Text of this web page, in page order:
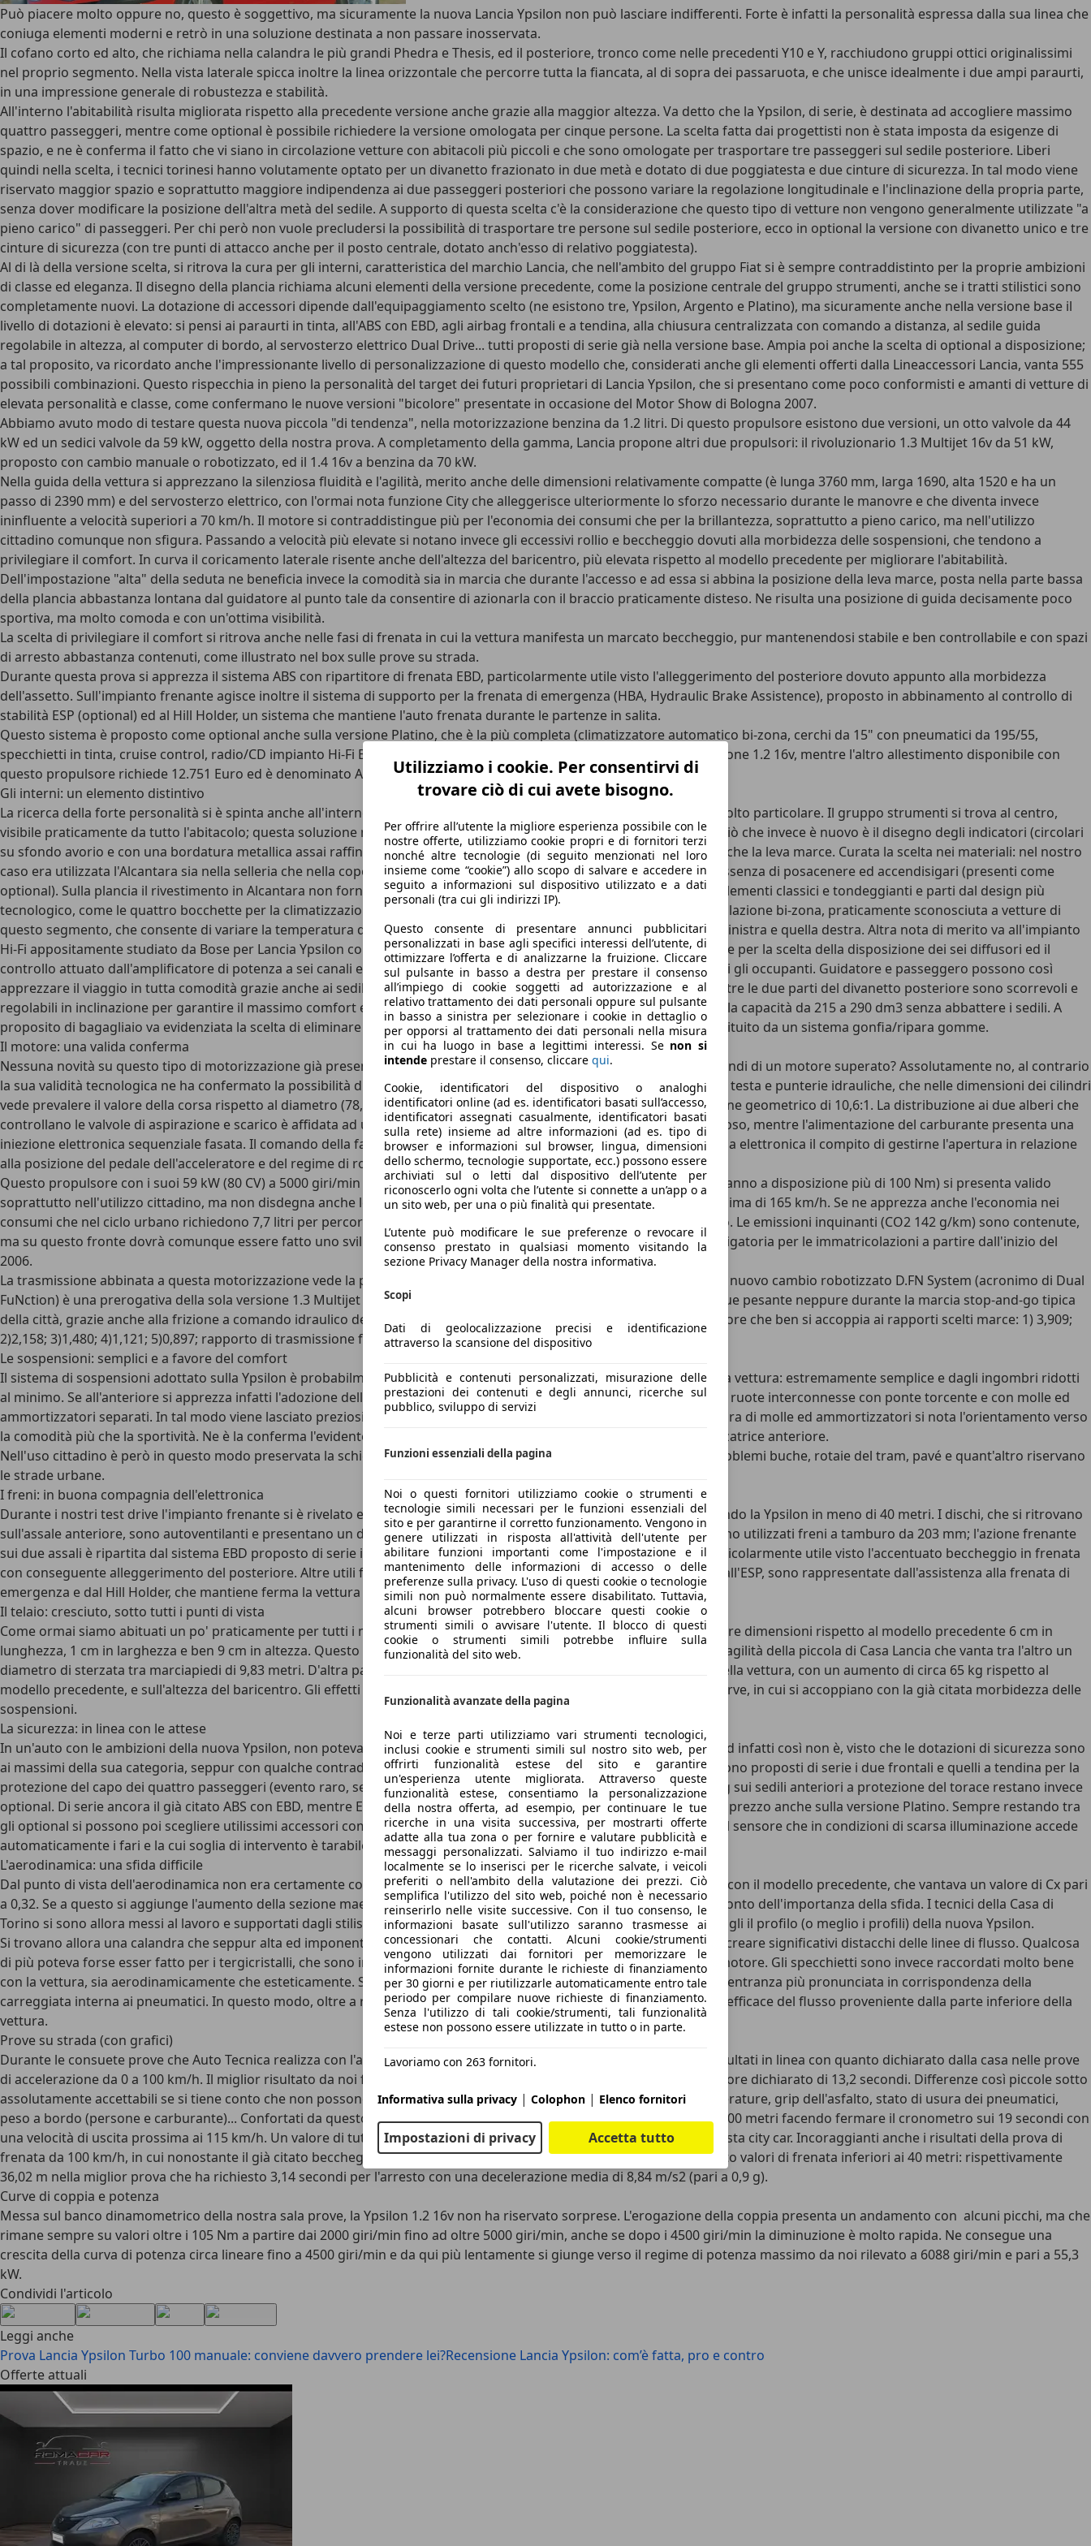
Utilizziamo i cookie. Per consentirvi di
trovare ciò di cui avete bisogno.
Per offrire all’utente la migliore esperienza possibile con le
nostre offerte, utilizziamo cookie propri e di fornitori terzi
nonché altre tecnologie (di seguito menzionati nel loro
insieme come “cookie”) allo scopo di salvare e accedere in
seguito a informazioni sul dispositivo utilizzato e a dati
personali (tra cui gli indirizzi IP).
Questo consente di presentare annunci pubblicitari
personalizzati in base agli specifici interessi dell’utente, di
ottimizzare l’offerta e di analizzarne la fruizione. Cliccare
sul pulsante in basso a destra per prestare il consenso
all’impiego di cookie soggetti ad autorizzazione e al
relativo trattamento dei dati personali oppure sul pulsante
in basso a sinistra per selezionare i cookie in dettaglio o
per opporsi al trattamento dei dati personali nella misura
in cui ha luogo in base a legittimi interessi. Se non si
intende prestare il consenso, cliccare qui.
Cookie, identificatori del dispositivo o analoghi
identificatori online (ad es. identificatori basati sull’accesso,
identificatori assegnati casualmente, identificatori basati
sulla rete) insieme ad altre informazioni (ad es. tipo di
browser e informazioni sul browser, lingua, dimensioni
dello schermo, tecnologie supportate, ecc.) possono essere
archiviati sul o letti dal dispositivo dell’utente per
riconoscerlo ogni volta che l’utente si connette a un’app o a
un sito web, per una o più finalità qui presentate.
L’utente può modificare le sue preferenze o revocare il
consenso prestato in qualsiasi momento visitando la
sezione Privacy Manager della nostra informativa.
Scopi
Dati di geolocalizzazione precisi e identificazione
attraverso la scansione del dispositivo
Pubblicità e contenuti personalizzati, misurazione delle
prestazioni dei contenuti e degli annunci, ricerche sul
pubblico, sviluppo di servizi
Funzioni essenziali della pagina
Noi o questi fornitori utilizziamo cookie o strumenti e
tecnologie simili necessari per le funzioni essenziali del
sito e per garantirne il corretto funzionamento. Vengono in
genere utilizzati in risposta all'attività dell'utente per
abilitare funzioni importanti come l'impostazione e il
mantenimento delle informazioni di accesso o delle
preferenze sulla privacy. L'uso di questi cookie o tecnologie
simili non può normalmente essere disabilitato. Tuttavia,
alcuni browser potrebbero bloccare questi cookie o
strumenti simili o avvisare l'utente. Il blocco di questi
cookie o strumenti simili potrebbe influire sulla
funzionalità del sito web.
Funzionalità avanzate della pagina
Noi e terze parti utilizziamo vari strumenti tecnologici,
inclusi cookie e strumenti simili sul nostro sito web, per
offrirti funzionalità estese del sito e garantire
un'esperienza utente migliorata. Attraverso queste
funzionalità estese, consentiamo la personalizzazione
della nostra offerta, ad esempio, per continuare le tue
ricerche in una visita successiva, per mostrarti offerte
adatte alla tua zona o per fornire e valutare pubblicità e
messaggi personalizzati. Salviamo il tuo indirizzo e-mail
localmente se lo inserisci per le ricerche salvate, i veicoli
preferiti o nell'ambito della valutazione dei prezzi. Ciò
semplifica l'utilizzo del sito web, poiché non è necessario
reinserirlo nelle visite successive. Con il tuo consenso, le
informazioni basate sull'utilizzo saranno trasmesse ai
concessionari che contatti. Alcuni cookie/strumenti
vengono utilizzati dai fornitori per memorizzare le
informazioni fornite durante le richieste di finanziamento
per 30 giorni e per riutilizzarle automaticamente entro tale
periodo per compilare nuove richieste di finanziamento.
Senza l'utilizzo di tali cookie/strumenti, tali funzionalità
estese non possono essere utilizzate in tutto o in parte.
Lavoriamo con 263 fornitori.
Informativa sulla privacy | Colophon | Elenco fornitori
Impostazioni di privacy Accetta tutto
Può piacere molto oppure no, questo è soggettivo, ma sicuramente la nuova Lancia Ypsilon non può lasciare indifferenti. Forte è infatti la personalità espressa dalla sua linea che
coniuga elementi moderni e retrò in una soluzione destinata a non passare inosservata.
Il cofano corto ed alto, che richiama nella calandra le più grandi Phedra e Thesis, ed il posteriore, tronco come nelle precedenti Y10 e Y, racchiudono gruppi ottici originalissimi
nel proprio segmento. Nella vista laterale spicca inoltre la linea orizzontale che percorre tutta la fiancata, al di sopra dei passaruota, e che unisce idealmente i due ampi paraurti,
in una impressione generale di robustezza e stabilità.
All'interno l'abitabilità risulta migliorata rispetto alla precedente versione anche grazie alla maggior altezza. Va detto che la Ypsilon, di serie, è destinata ad accogliere massimo
quattro passeggeri, mentre come optional è possibile richiedere la versione omologata per cinque persone. La scelta fatta dai progettisti non è stata imposta da esigenze di
spazio, e ne è conferma il fatto che vi siano in circolazione vetture con abitacoli più piccoli e che sono omologate per trasportare tre passeggeri sul sedile posteriore. Liberi
quindi nella scelta, i tecnici torinesi hanno volutamente optato per un divanetto frazionato in due metà e dotato di due poggiatesta e due cinture di sicurezza. In tal modo viene
riservato maggior spazio e soprattutto maggiore indipendenza ai due passeggeri posteriori che possono variare la regolazione longitudinale e l'inclinazione della propria parte,
senza dover modificare la posizione dell'altra metà del sedile. A supporto di questa scelta c'è la considerazione che questo tipo di vetture non vengono generalmente utilizzate "a
pieno carico" di passeggeri. Per chi però non vuole precludersi la possibilità di trasportare tre persone sul sedile posteriore, ecco in optional la versione con divanetto unico e tre
cinture di sicurezza (con tre punti di attacco anche per il posto centrale, dotato anch'esso di relativo poggiatesta).
Al di là della versione scelta, si ritrova la cura per gli interni, caratteristica del marchio Lancia, che nell'ambito del gruppo Fiat si è sempre contraddistinto per la proprie ambizioni
di classe ed eleganza. Il disegno della plancia richiama alcuni elementi della versione precedente, come la posizione centrale del gruppo strumenti, anche se i tratti stilistici sono
completamente nuovi. La dotazione di accessori dipende dall'equipaggiamento scelto (ne esistono tre, Ypsilon, Argento e Platino), ma sicuramente anche nella versione base il
livello di dotazioni è elevato: si pensi ai paraurti in tinta, all'ABS con EBD, agli airbag frontali e a tendina, alla chiusura centralizzata con comando a distanza, al sedile guida
regolabile in altezza, al computer di bordo, al servosterzo elettrico Dual Drive... tutti proposti di serie già nella versione base. Ampia poi anche la scelta di optional a disposizione;
a tal proposito, va ricordato anche l'impressionante livello di personalizzazione di questo modello che, considerati anche gli elementi offerti dalla Lineaccessori Lancia, vanta 555
possibili combinazioni. Questo rispecchia in pieno la personalità del target dei futuri proprietari di Lancia Ypsilon, che si presentano come poco conformisti e amanti di vetture di
elevata personalità e classe, come confermano le nuove versioni "bicolore" presentate in occasione del Motor Show di Bologna 2007.
Abbiamo avuto modo di testare questa nuova piccola "di tendenza", nella motorizzazione benzina da 1.2 litri. Di questo propulsore esistono due versioni, un otto valvole da 44
kW ed un sedici valvole da 59 kW, oggetto della nostra prova. A completamento della gamma, Lancia propone altri due propulsori: il rivoluzionario 1.3 Multijet 16v da 51 kW,
proposto con cambio manuale o robotizzato, ed il 1.4 16v a benzina da 70 kW.
Nella guida della vettura si apprezzano la silenziosa fluidità e l'agilità, merito anche delle dimensioni relativamente compatte (è lunga 3760 mm, larga 1690, alta 1520 e ha un
passo di 2390 mm) e del servosterzo elettrico, con l'ormai nota funzione City che alleggerisce ulteriormente lo sforzo necessario durante le manovre e che diventa invece
ininfluente a velocità superiori a 70 km/h. Il motore si contraddistingue più per l'economia dei consumi che per la brillantezza, soprattutto a pieno carico, ma nell'utilizzo
cittadino comunque non sfigura. Passando a velocità più elevate si notano invece gli eccessivi rollio e beccheggio dovuti alla morbidezza delle sospensioni, che tendono a
privilegiare il comfort. In curva il coricamento laterale risente anche dell'altezza del baricentro, più elevata rispetto al modello precedente per migliorare l'abitabilità.
Dell'impostazione "alta" della seduta ne beneficia invece la comodità sia in marcia che durante l'accesso e ad essa si abbina la posizione della leva marce, posta nella parte bassa
della plancia abbastanza lontana dal guidatore al punto tale da consentire di azionarla con il braccio praticamente disteso. Ne risulta una posizione di guida decisamente poco
sportiva, ma molto comoda e con un'ottima visibilità.
La scelta di privilegiare il comfort si ritrova anche nelle fasi di frenata in cui la vettura manifesta un marcato beccheggio, pur mantenendosi stabile e ben controllabile e con spazi
di arresto abbastanza contenuti, come illustrato nel box sulle prove su strada.
Durante questa prova si apprezza il sistema ABS con ripartitore di frenata EBD, particolarmente utile visto l'alleggerimento del posteriore dovuto appunto alla morbidezza
dell'assetto. Sull'impianto frenante agisce inoltre il sistema di supporto per la frenata di emergenza (HBA, Hydraulic Brake Assistence), proposto in abbinamento al controllo di
stabilità ESP (optional) ed al Hill Holder, un sistema che mantiene l'auto frenata durante le partenze in salita.
Questo sistema è proposto come optional anche sulla versione Platino, che è la più completa (climatizzatore automatico bi-zona, cerchi da 15" con pneumatici da 195/55,
specchietti in tinta, cruise control, radio/CD impianto Hi-Fi Bose) ed anche la più costosa, 15.081 Euro nella motorizzazione 1.2 16v, mentre l'altro allestimento disponibile con
questo propulsore richiede 12.751 Euro ed è denominato Argento.
Gli interni: un elemento distintivo
La ricerca della forte personalità si è spinta anche all'interno della vettura dove soprattutto la plancia ha un disegno molto particolare. Il gruppo strumenti si trova al centro,
visibile praticamente da tutto l'abitacolo; questa soluzione non è una novità e si era già vista sul modello precedente. Ciò che invece è nuovo è il disegno degli indicatori (circolari
su sfondo avorio e con una bordatura metallica assai raffinata) ed il gruppo comandi clima/radio su cui si appoggia anche la leva marce. Curata la scelta nei materiali: nel nostro
caso era utilizzata l'Alcantara sia nella selleria che nella copertura della plancia, alla cui salvaguardia sembra dovuta l'assenza di posacenere ed accendisigari (presenti come
optional). Sulla plancia il rivestimento in Alcantara non fornisce una copertura totale, realizzando così un incrocio tra elementi classici e tondeggianti e parti dal design più
tecnologico, come le quattro bocchette per la climatizzazione frontali. Riguardo alla climatizzazione, da rilevare la regolazione bi-zona, praticamente sconosciuta a vetture di
questo segmento, che consente di variare la temperatura di 0,5°C per volta con un divario massimo di 7°C tra la zona sinistra e quella destra. Altra nota di merito va all'impianto
Hi-Fi appositamente studiato da Bose per Lancia Ypsilon con una scelta accurata dei componenti e simulazioni software per la scelta della disposizione dei sei diffusori ed il
controllo attuato dall'amplificatore di potenza a sei canali e dell'equalizzatore per una perfetta diffusione sonora a tutti gli occupanti. Guidatore e passeggero possono così
apprezzare il viaggio in tutta comodità grazie anche ai sedili che offrono la regolazione in altezza per il guidatore, mentre le due parti del divanetto posteriore sono scorrevoli e
regolabili in inclinazione per garantire il massimo comfort ed una maggiore flessibilità nel carico dei bagagli, variando la capacità da 215 a 290 dm3 senza abbattere i sedili. A
proposito di bagagliaio va evidenziata la scelta di eliminare il ruotino di scorta (rimane disponibile come optional), sostituito da un sistema gonfia/ripara gomme.
Il motore: una valida conferma
Nessuna novità su questo tipo di motorizzazione già presente sul modello precedente della piccola Lancia. Si tratta quindi di un motore superato? Assolutamente no, al contrario
la sua validità tecnologica ne ha confermato la possibilità di utilizzo. Si tratta del 1.2 16v, con doppio albero a camme in testa e punterie idrauliche, che nelle dimensioni dei cilindri
vede prevalere il valore della corsa rispetto al diametro (78,86 mm contro 70,8 mm) e vanta un rapporto di compressione geometrico di 10,6:1. La distribuzione ai due alberi che
controllano le valvole di aspirazione e scarico è affidata ad una cinghia dentata a garanzia di un funzionamento silenzioso, mentre l'alimentazione del carburante presenta una
iniezione elettronica sequenziale fasata. Il comando della farfalla è del tipo drive by wire, lasciando quindi alla centralina elettronica il compito di gestirne l'apertura in relazione
alla posizione del pedale dell'acceleratore e del regime di rotazione del motore.
Questo propulsore con i suoi 59 kW (80 CV) a 5000 giri/min e 114 Nm a 4000 giri/min (già a partire da 2000 giri/min si hanno a disposizione più di 100 Nm) si presenta valido
soprattutto nell'utilizzo cittadino, ma non disdegna anche le gite fuori porta spingendo la Ypsilon ad una velocità massima di 165 km/h. Se ne apprezza anche l'economia nei
consumi che nel ciclo urbano richiedono 7,7 litri per percorrere 100 km, che diventano 5 l/100 km nel ciclo extraurbano. Le emissioni inquinanti (CO2 142 g/km) sono contenute,
ma su questo fronte dovrà comunque essere fatto uno sviluppo per ottenere la conformità alla normativa Euro 4 obbligatoria per le immatricolazioni a partire dall'inizio del
2006.
La trasmissione abbinata a questa motorizzazione vede la presenza di un cambio manuale a cinque rapporti, mentre il nuovo cambio robotizzato D.FN System (acronimo di Dual
FuNction) è una prerogativa della sola versione 1.3 Multijet 16v. L'utilizzo del cambio manuale non si presenta comunque pesante neppure durante la marcia stop-and-go tipica
della città, grazie anche alla frizione a comando idraulico del tipo autoregistrante ed alla fluidità di erogazione del motore che ben si accoppia ai rapporti scelti marce: 1) 3,909;
2)2,158; 3)1,480; 4)1,121; 5)0,897; rapporto di trasmissione finale 3,562.
Le sospensioni: semplici e a favore del comfort
Il sistema di sospensioni adottato sulla Ypsilon è probabilmente la soluzione che meglio si adatta all'impostazione della vettura: estremamente semplice e dagli ingombri ridotti
al minimo. Se all'anteriore si apprezza infatti l'adozione dello schema MacPherson, al posteriore si ritrova un sistema a ruote interconnesse con ponte torcente e con molle ed
ammortizzatori separati. In tal modo viene lasciato preziosissimo spazio disponibile al vano bagagli. Riguardo la taratura di molle ed ammortizzatori si nota l'orientamento verso
la comodità più che la sportività. Ne è la conferma l'evidente rollio in curva, nonostante la presenza della barra stabilizzatrice anteriore.
Nell'uso cittadino è però in questo modo preservata la schiena degli occupanti, che possono superare senza grossi problemi buche, rotaie del tram, pavé e quant'altro riservano
le strade urbane.
I freni: in buona compagnia dell'elettronica
Durante i nostri test drive l'impianto frenante si è rivelato efficace e ben proporzionato alla massa della vettura fermando la Ypsilon in meno di 40 metri. I dischi, che si ritrovano
sull'assale anteriore, sono autoventilanti e presentano un diametro di 257 mm ed uno spessore di 22. Dietro invece sono utilizzati freni a tamburo da 203 mm; l'azione frenante
sui due assali è ripartita dal sistema EBD proposto di serie in abbinamento all'ABS. Questa funzionalità si presenta particolarmente utile visto l'accentuato beccheggio in frenata
con conseguente alleggerimento del posteriore. Altre utili funzioni, ma stavolta con sovrapprezzo ed in abbinamento all'ESP, sono rappresentate dall'assistenza alla frenata di
emergenza e dal Hill Holder, che mantiene ferma la vettura durante le partenze in salita.
Il telaio: cresciuto, sotto tutti i punti di vista
Come ormai siamo abituati un po' praticamente per tutti i modelli, anche la Ypsilon fa assistere all'aumento di tutte le tre dimensioni rispetto al modello precedente 6 cm in
lunghezza, 1 cm in larghezza e ben 9 cm in altezza. Questo è andato a beneficio dell'abitabilità senza compromettere l'agilità della piccola di Casa Lancia che vanta tra l'altro un
diametro di sterzata tra marciapiedi di 9,83 metri. D'altra parte queste modifiche hanno inciso sul peso complessivo della vettura, con un aumento di circa 65 kg rispetto al
modello precedente, e sull'altezza del baricentro. Gli effetti si sentono immediatamente al volante, soprattutto nelle curve, in cui si accoppiano con la già citata morbidezza delle
sospensioni.
La sicurezza: in linea con le attese
In un'auto con le ambizioni della nuova Ypsilon, non poteva certo essere sottovalutato l'aspetto legato alla sicurezza. Ed infatti così non è, visto che le dotazioni di sicurezza sono
ai massimi della sua categoria, seppur con qualche contraddizione. E' questo ad esempio il caso degli airbag, per cui sono proposti di serie i due frontali e quelli a tendina per la
protezione del capo dei quattro passeggeri (evento raro, se non unico per auto di questo segmento), mentre gli airbag sui sedili anteriori a protezione del torace restano invece
optional. Di serie ancora il già citato ABS con EBD, mentre ESP con correlati Hill Holder e HBA sono proposti con sovrapprezzo anche sulla versione Platino. Sempre restando tra
gli optional si possono poi scegliere utilissimi accessori come il sensore di pioggia per l'attivazione dei tergicristalli ed il sensore che in condizioni di scarsa illuminazione accede
automaticamente i fari e la cui soglia di intervento è tarabile dal guidatore attraverso il computer di bordo.
L'aerodinamica: una sfida difficile
Dal punto di vista dell'aerodinamica non era certamente cosa facile ottenere un risultato migliore di quanto realizzato con il modello precedente, che vantava un valore di Cx pari
a 0,32. Se a questo si aggiunge l'aumento della sezione maestra dovuta soprattutto all'accresciuta altezza, ci si rende conto dell'importanza della sfida. I tecnici della Casa di
Torino si sono allora messi al lavoro e supportati dagli stilisti che puntavano su linee filanti hanno studiato fin nei dettagli il profilo (o meglio i profili) della nuova Ypsilon.
Si trovano allora una calandra che seppur alta ed imponente è realizzata con un profilo privo di elementi che possano creare significativi distacchi delle linee di flusso. Qualcosa
di più poteva forse esser fatto per i tergicristalli, che sono investiti in pieno dall'aria senza esser "protetti" dal cofano motore. Gli specchietti sono invece raccordati molto bene
con la vettura, sia aerodinamicamente che esteticamente. Sul paraurti posteriore si ritrova invece un profilo con una rientranza più pronunciata in corrispondenza della
carreggiata interna ai pneumatici. In questo modo, oltre a rendere più vivace il posteriore, si ottiene un'estrazione più efficace del flusso proveniente dalla parte inferiore della
vettura.
Prove su strada (con grafici)
Durante le consuete prove che Auto Tecnica realizza con l'ausilio dello strumento Datron, abbiamo potuto ottenere risultati in linea con quanto dichiarato dalla casa nelle prove
di accelerazione da 0 a 100 km/h. Il miglior risultato da noi fatto registrare è stato infatti di 13,66 secondi contro un valore dichiarato di 13,2 secondi. Differenze così piccole sotto
assolutamente accettabili se si tiene conto che non possono essere riprodotte le medesime condizioni di prova: temperature, grip dell'asfalto, stato di usura dei pneumatici,
peso a bordo (persone e carburante)... Confortati da questo risultato abbiamo affrontato la prova di percorrenza dei 400 metri facendo fermare il cronometro sui 19 secondi con
una velocità di uscita prossima ai 115 km/h. Un valore di tutto rispetto considerata la cilindrata e l'impostazione di questa city car. Incoraggianti anche i risultati della prova di
frenata da 100 km/h, in cui nonostante il già citato beccheggio dovuto alla taratura delle sospensioni, abbiamo ottenuto valori di frenata inferiori ai 40 metri: rispettivamente
36,02 m nella miglior prova che ha richiesto 3,14 secondi per l'arresto con una decelerazione media di 8,84 m/s2 (pari a 0,9 g).
Curve di coppia e potenza
Messa sul banco dinamometrico della nostra sala prove, la Ypsilon 1.2 16v non ha riservato sorprese. L'erogazione della coppia presenta un andamento con alcuni picchi, ma che
rimane sempre su valori oltre i 105 Nm a partire dai 2000 giri/min fino ad oltre 5000 giri/min, anche se dopo i 4500 giri/min la diminuzione è molto rapida. Ne consegue una
crescita della curva di potenza circa lineare fino a 4500 giri/min e da qui più lentamente si giunge verso il regime di potenza massimo da noi rilevato a 6088 giri/min e pari a 55,3
kW.
Condividi l'articolo
Leggi anche
Prova Lancia Ypsilon Turbo 100 manuale: conviene davvero prendere lei?Recensione Lancia Ypsilon: com’è fatta, pro e contro
Offerte attuali